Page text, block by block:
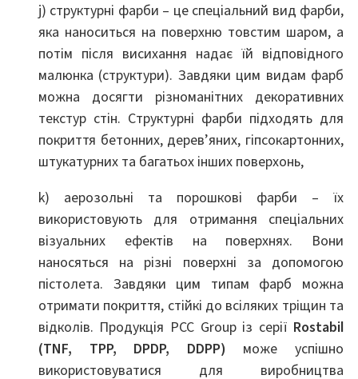
j) структурні фарби – це спеціальний вид фарби,
яка наноситься на поверхню товстим шаром, а
потім після висихання надає їй відповідного
малюнка (структури). Завдяки цим видам фарб
можна досягти різноманітних декоративних
текстур стін. Структурні фарби підходять для
покриття бетонних, дерев’яних, гіпсокартонних,
штукатурних та багатьох інших поверхонь,
k) аерозольні та порошкові фарби – їх
використовують для отримання спеціальних
візуальних ефектів на поверхнях. Вони
наносяться на різні поверхні за допомогою
пістолета. Завдяки цим типам фарб можна
отримати покриття, стійкі до всіляких тріщин та
відколів. Продукція PCC Group із серії Rostabil
(TNF, TPP, DPDP, DDPP) може успішно
використовуватися для виробництва